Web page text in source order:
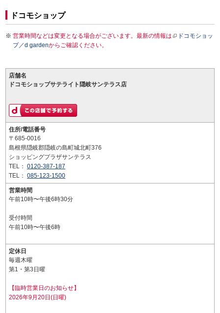
ドコモショップ
営業時間などは変更となる場合がございます。最新の情報は
ドコモショッ
プ／d gardenからご確認ください。
店舗名
ドコモショップサテライト隠岐サンテラス店
住所/電話番号
〒685-0016
島根県隠岐郡隠岐の島町城北町376
ショッピングプラザサンテラス
TEL： 0120-387-187
TEL： 085-123-1500
営業時間
午前10時〜午後6時30分
受付時間
午前10時〜午後6時
定休日
毎週木曜
第1・第3日曜
【臨時営業日のお知らせ】
2026年9月20日(日曜)